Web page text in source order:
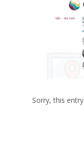
Sorry, this